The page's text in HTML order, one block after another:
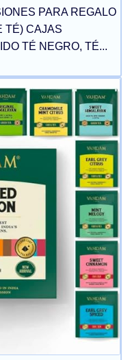
PARA REGALO
TÉ) CAJAS
TÉ NEGRO, TÉ...